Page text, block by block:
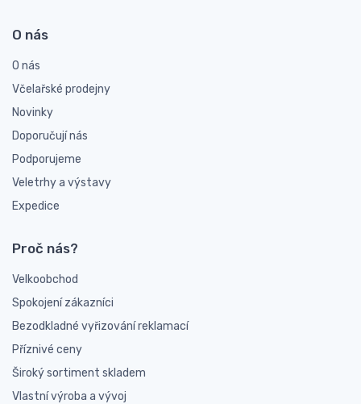
O nás
O nás
Včelařské prodejny
Novinky
Doporučují nás
Podporujeme
Veletrhy a výstavy
Expedice
Proč nás?
Velkoobchod
Spokojení zákazníci
Bezodkladné vyřizování reklamací
Příznivé ceny
Široký sortiment skladem
Vlastní výroba a vývoj